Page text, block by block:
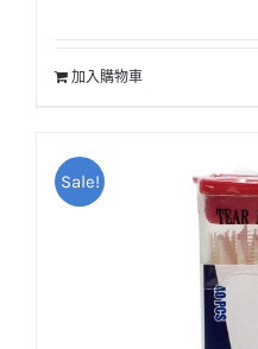
加入購物車
Sale!